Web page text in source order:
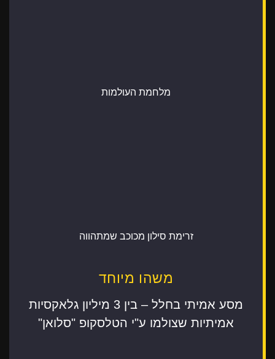
מלחמת העולמות
זרימת סילון מכוכב שמתהווה
משהו מיוחד
מסע אמיתי בחלל – בין 3 מיליון גלאקסיות
אמיתיות שצולמו ע"י הטלסקופ "סלואן"